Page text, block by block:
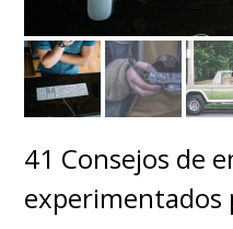
41 Consejos de
experimentados